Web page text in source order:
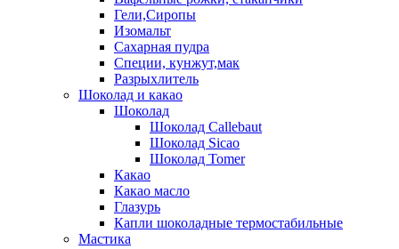
Гели,Сиропы
Изомальт
Сахарная пудра
Специи, кунжут,мак
Разрыхлитель
Шоколад и какао
Шоколад
Шоколад Callebaut
Шоколад Sicao
Шоколад Tomer
Какао
Какао масло
Глазурь
Капли шоколадные термостабильные
Мастика